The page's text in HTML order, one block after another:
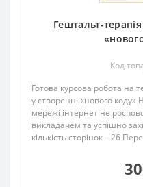
Гештальт-
Код
Готова курсова робота на
у створенні «нового
мережі інтернет не
викладачем та успішно
кількість сторінок – 26